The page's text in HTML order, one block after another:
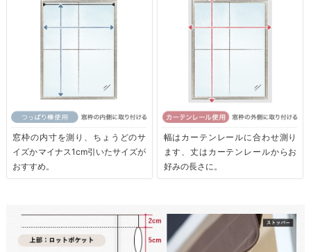
窓枠の内寸を測り、ちょうどのサ
イズかマイナス1cm引いたサイズが
おすすめ。
幅はカーテンレールに合わせ測り
ます、丈はカーテンレールからお
好みの長さに。